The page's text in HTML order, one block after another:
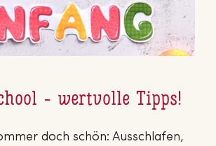
- wertvolle Tipps!
doch schön: Ausschlafen,